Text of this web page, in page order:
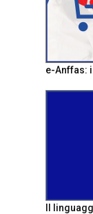
e-Anffas:
Il